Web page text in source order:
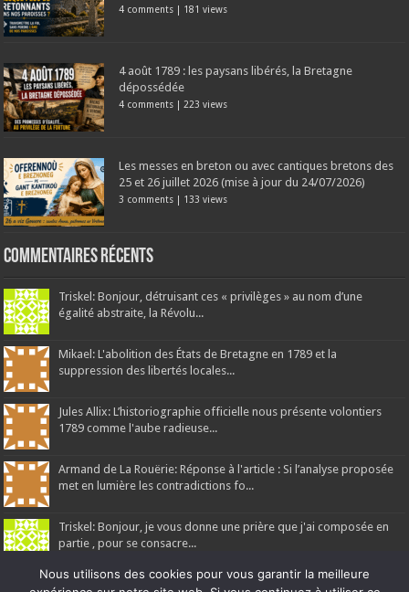
4 comments | 181 views
4 août 1789 : les paysans libérés, la Bretagne
dépossédée
4 comments | 223 views
Les messes en breton ou avec cantiques bretons des
25 et 26 juillet 2026 (mise à jour du 24/07/2026)
3 comments | 133 views
Commentaires récents
Triskel: Bonjour, détruisant ces « privilèges » au nom d’une
égalité abstraite, la Révolu...
Mikael: L'abolition des États de Bretagne en 1789 et la
suppression des libertés locales...
Jules Allix: L’historiographie officielle nous présente volontiers
1789 comme l'aube radieuse...
Armand de La Rouërie: Réponse à l'article : Si l’analyse proposée
met en lumière les contradictions fo...
Triskel: Bonjour, je vous donne une prière que j'ai composée en
partie , pour se consacre...
Nous utilisons des cookies pour vous garantir la meilleure